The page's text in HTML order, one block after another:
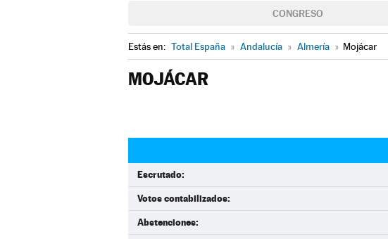
CONGRESO
Estás en: Total España » Andalucía » Almería » Mojácar
MOJÁCAR
Escrutado:
Votos contabilizados:
Abstenciones: